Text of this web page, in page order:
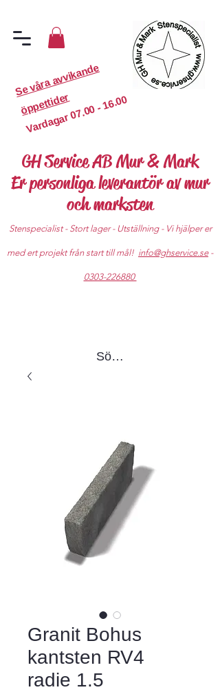
S
e
v
år
a
a
v
vi
k
a
n
d
e
ö
p
p
etti
d
er
Vardagar
07.00 - 16.00
GH Service AB Mur & Mark
Er personliga leverantör av mur
och marksten
Stenspecialist - Stort lager - Utställning - Vi hjälper er
med ert projekt från start till mål! info@ghservice.se-
0303-226880
Sök produkter
Granit Bohus
kantsten RV4
radie 1.5